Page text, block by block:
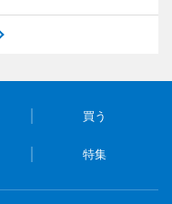
買う
特集